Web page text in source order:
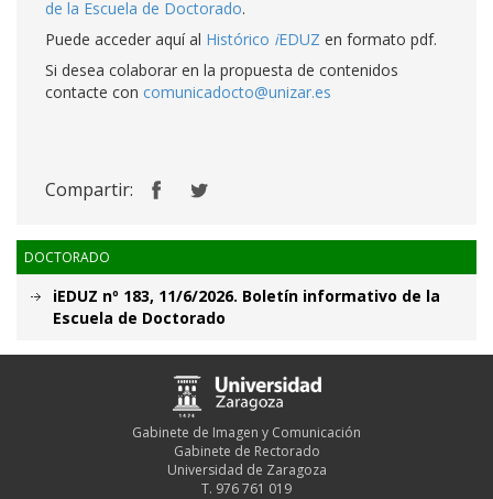
de la Escuela de Doctorado.
Puede acceder aquí al Histórico iEDUZ en formato pdf.
Si desea colaborar en la propuesta de contenidos
contacte con comunicadocto@unizar.es
Compartir:
DOCTORADO
iEDUZ nº 183, 11/6/2026. Boletín informativo de la
Escuela de Doctorado
Gabinete de Imagen y Comunicación
Gabinete de Rectorado
Universidad de Zaragoza
T. 976 761 019